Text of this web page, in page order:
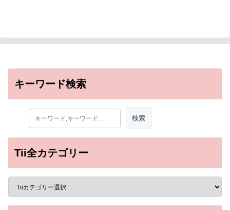
キーワード検索
Tii全カテゴリー